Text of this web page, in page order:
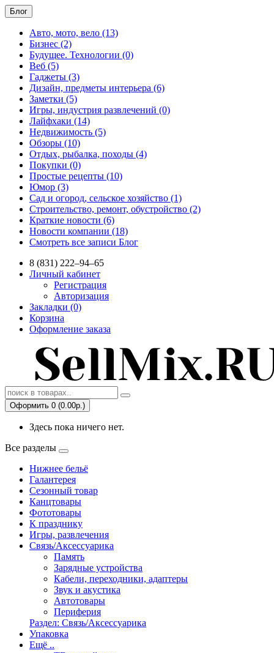
Блог
Авто, мото, вело (13)
Бизнес (2)
Будущее. Технологии (0)
Веб (5)
Гаджеты (3)
Дизайн, предметы интерьера (6)
Заметки (5)
Игры, индустрия развлечений (0)
Лайфхаки (14)
Недвижимость (5)
Обзоры (10)
Отдых, рыбалка, походы (4)
Покупки (0)
Простые рецепты (10)
Юмор (3)
Сад и огород, сельское хозяйство (1)
Строительство, ремонт, обустройство (2)
Краткие новости (6)
Новости компании (18)
Смотреть все записи Блог
8 (831) 222–94–65
Личный кабинет
Регистрация
Авторизация
Закладки (0)
Корзина
Оформление заказа
Оформить 0 (0.00р.)
Здесь пока ничего нет.
Все разделы
Нижнее бельё
Галантерея
Сезонный товар
Канцтовары
Фототовары
К празднику
Игры, развлечения
Связь/Аксессуарика
Память
Зарядные устройства
Кабели, переходники, адаптеры
Звук и акустика
Автотовары
Периферия
Раздел: Связь/Аксессуарика
Упаковка
Ещё ..